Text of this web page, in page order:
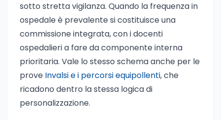
sotto stretta vigilanza. Quando la frequenza in
ospedale è prevalente si costituisce una
commissione integrata, con i docenti
ospedalieri a fare da componente interna
prioritaria. Vale lo stesso schema anche per le
prove Invalsi e i percorsi equipollenti, che
ricadono dentro la stessa logica di
personalizzazione.